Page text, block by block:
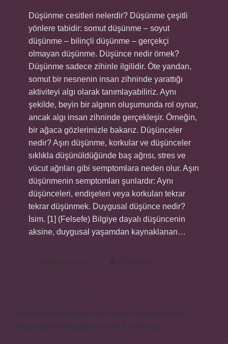
Düşünme cesitleri nelerdir? Düşünme çeşitli
yönlere tabidir: somut düşünme – soyut
düşünme – bilinçli düşünme – gerçekçi
olmayan düşünme. Düşünce nedir örnek?
Düşünme sadece zihinle ilgilidir. Öte yandan,
somut bir nesnenin insan zihninde yarattığı
aktiviteyi algı olarak tanımlayabiliriz. Aynı
şekilde, beyin bir algının oluşumunda rol oynar,
ancak algı insan zihninde gerçekleşir. Örneğin,
bir ağaca gözlerimizle bakarız. Düşünceler
nedir? Aşırı düşünme, korkular ve düşünceler
sıklıkla düşünüldüğünde baş ağrısı, stres ve
vücut ağrıları gibi semptomlara neden olur. Aşırı
düşünmenin semptomları şunlardır: Aynı
düşünceleri, endişeleri veya korkuları tekrar
tekrar düşünmek. Duygusal düşünce nedir?
İsim. [1] (Felsefe) Bilgiye dayalı düşüncenin
aksine, duygusal yaşamdan kaynaklanan…
Devamını okuyun
Düşünceler
Nelerdir
Yorum Bırak
https://www.rinmedya.com
https://bluenet.com.tr
https://yesillerkuruyemis.com.tr Sitemap